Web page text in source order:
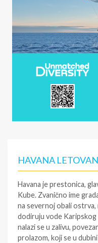
HAVANA
Havana je prestonica,
Kube. Zvanično ime
na severnoj obali
dodiruju vode Karipskog
nalazi se u zalivu,
prolazom, koji se u